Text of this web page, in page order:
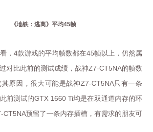
《地铁：逃离》平均45帧
， 4款游戏的平均帧数都在45帧以上，仍然属
对比此前的测试成绩，战神Z7-CT5NA的帧数
原因，很大可能是战神Z7-CT5NA只有一条
前测试的GTX 1660 Ti均是在双通道内存的环
CT5NA预留了一条内存插槽，有需求的朋友可